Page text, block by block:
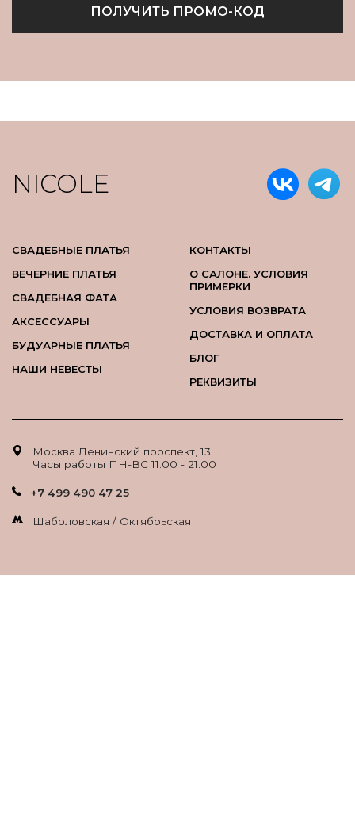
ПОЛУЧИТЬ ПРОМО-КОД
NICOLE
СВАДЕБНЫЕ ПЛАТЬЯ
ВЕЧЕРНИЕ ПЛАТЬЯ
СВАДЕБНАЯ ФАТА
АКСЕССУАРЫ
БУДУАРНЫЕ ПЛАТЬЯ
НАШИ НЕВЕСТЫ
КОНТАКТЫ
О САЛОНЕ. УСЛОВИЯ
ПРИМЕРКИ
УСЛОВИЯ ВОЗВРАТА
ДОСТАВКА И ОПЛАТА
БЛОГ
РЕКВИЗИТЫ
Москва Ленинский проспект, 13
Часы работы ПН-ВС 11.00 - 21.00
+7 499 490 47 25
Шаболовская / Октябрьская